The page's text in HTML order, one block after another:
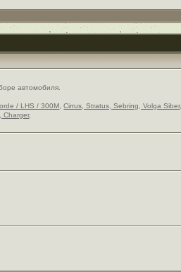
автомобиля.
/ LHS / 300M ,Cirrus, Stratus, Sebring, Volga Siber,
Charger,